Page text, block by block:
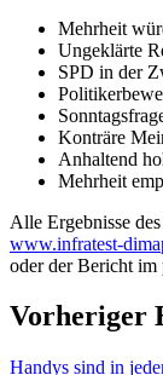
Mehrheit
Ungeklärte
SPD in der
Konträre
Anhaltend
Mehrheit
Alle Ergebnisse
www.infratest-
oder der Bericht
Vorheriger
Handys sind in